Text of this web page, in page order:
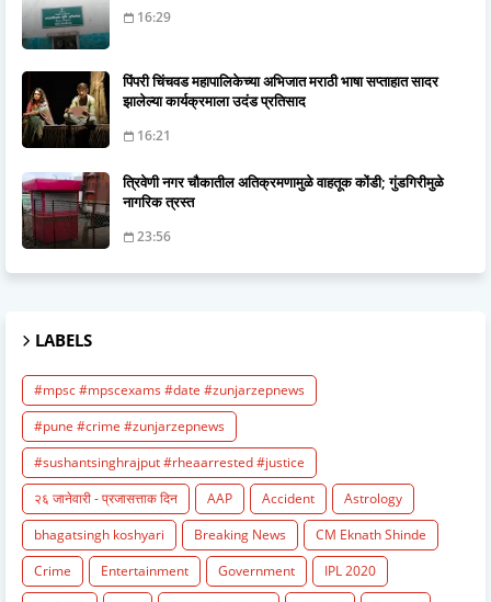
16:29
पिंपरी चिंचवड महापालिकेच्या अभिजात मराठी भाषा सप्ताहात सादर
झालेल्या कार्यक्रमाला उदंड प्रतिसाद
16:21
त्रिवेणी नगर चौकातील अतिक्रमणामुळे वाहतूक कोंडी; गुंडगिरीमुळे
नागरिक त्रस्त
23:56
LABELS
#mpsc #mpscexams #date #zunjarzepnews
#pune #crime #zunjarzepnews
#sushantsinghrajput #rheaarrested #justice
२६ जानेवारी - प्रजासत्ताक दिन
AAP Accident
Astrology
bhagatsingh koshyari
Breaking News
CM Eknath Shinde
Crime
Entertainment Government
IPL 2020